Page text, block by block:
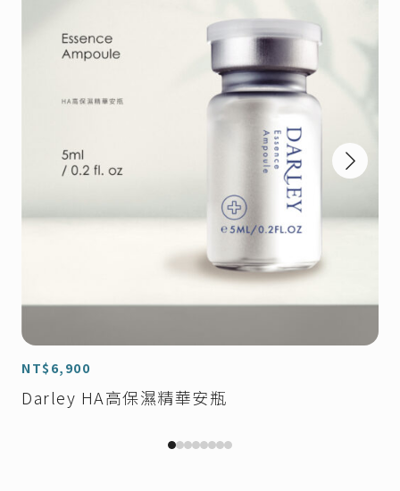
NT$ 6,900
Darley HA高保濕精華安瓶